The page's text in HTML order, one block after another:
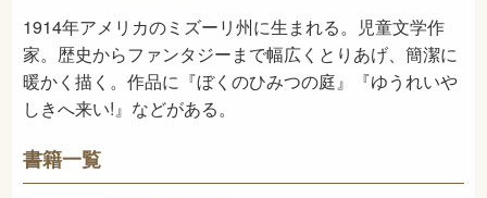
1914年アメリカのミズーリ州に生まれる。児童文学作
家。歴史からファンタジーまで幅広くとりあげ、簡潔に
暖かく描く。作品に『ぼくのひみつの庭』『ゆうれいや
しきへ来い!』などがある。
書籍一覧